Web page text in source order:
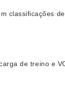
classificações
de treino e